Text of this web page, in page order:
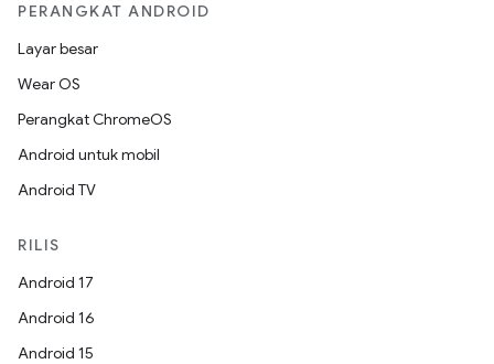
PERANGKAT ANDROID
Layar besar
Wear OS
Perangkat ChromeOS
Android untuk mobil
Android TV
RILIS
Android 17
Android 16
Android 15